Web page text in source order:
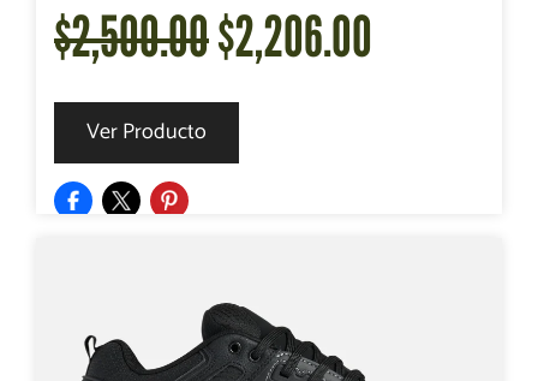
$2,500.00El
precio
era:
$2,206.00
Ver Producto